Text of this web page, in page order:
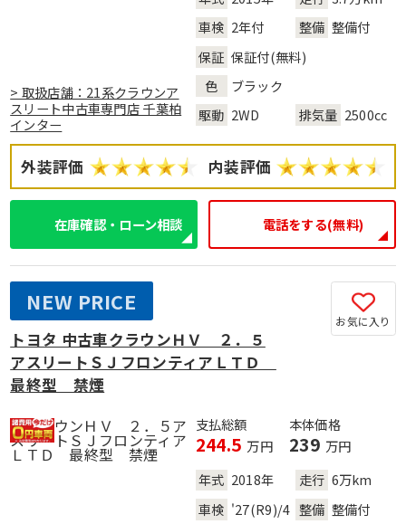
> 取扱店舗：21系クラウンア
スリート中古車専門店 千葉柏
インター
車検 2年付 整備 整備付
保証 保証付(無料)
色
ブラック
駆動 2WD 排気量 2500cc
外装評価 内装評価
在庫確認・ローン相談 電話をする(無料)
お気に入り
NEW PRICE
トヨタ 中古車クラウンＨＶ ２．５
アスリートＳＪフロンティアＬＴＤ
最終型 禁煙
支払総額
244.5 万円
本体価格
239 万円
年式 2018年 走行 6万km
車検 '27(R9)/4 整備 整備付